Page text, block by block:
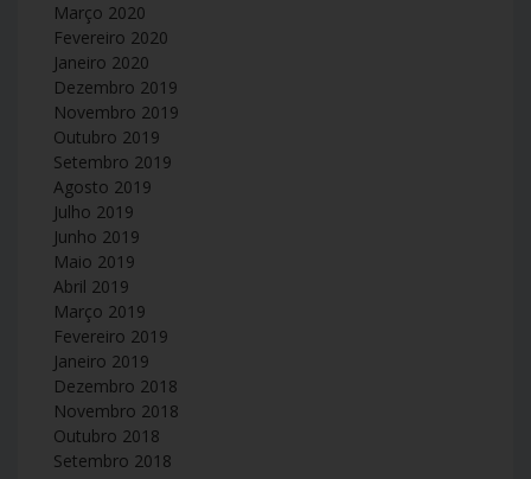
Março 2020
Fevereiro 2020
Janeiro 2020
Dezembro 2019
Novembro 2019
Outubro 2019
Setembro 2019
Agosto 2019
Julho 2019
Junho 2019
Maio 2019
Abril 2019
Março 2019
Fevereiro 2019
Janeiro 2019
Dezembro 2018
Novembro 2018
Outubro 2018
Setembro 2018